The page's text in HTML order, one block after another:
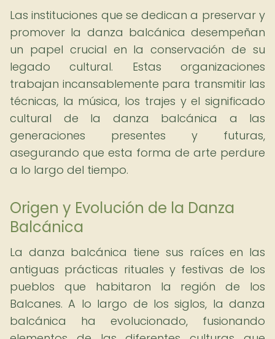
Las instituciones que se dedican a preservar y
promover la danza balcánica desempeñan
un papel crucial en la conservación de su
legado cultural. Estas organizaciones
trabajan incansablemente para transmitir las
técnicas, la música, los trajes y el significado
cultural de la danza balcánica a las
generaciones presentes y futuras,
asegurando que esta forma de arte perdure
a lo largo del tiempo.
Origen y Evolución de la Danza
Balcánica
La danza balcánica tiene sus raíces en las
antiguas prácticas rituales y festivas de los
pueblos que habitaron la región de los
Balcanes. A lo largo de los siglos, la danza
balcánica ha evolucionado, fusionando